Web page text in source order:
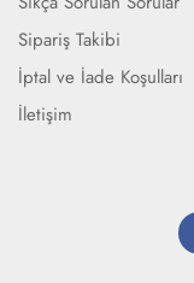
Sipariş Takibi
İptal ve İade Koşulları
İletişim